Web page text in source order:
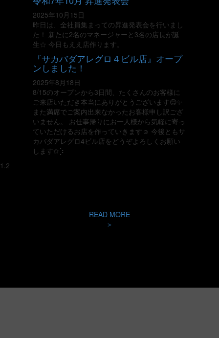
2025年10月15日
昨日は、全社員集まっての昇進発表会を行いまし
た！ 新たに2名のマネージャーと3名の店長が誕
生☆ 今日もええ店作ります。
『サカバダアレグロ４ビル店』オープ
ンしました！
2025年8月18日
8/15のオープンから3日間、たくさんのお客様に
ご来店いただき本当にありがとうございます😊✨
また満席でご案内出来なかったお客様申し訳ござ
いません。 お仕事帰りにお一人様から気軽に寄っ
ていただけるお店を作っていきます☺️ 今後ともサ
カバダアレグロ4ビル店をどうぞよろしくお願い
します✩︎⡱
READ MORE
＞